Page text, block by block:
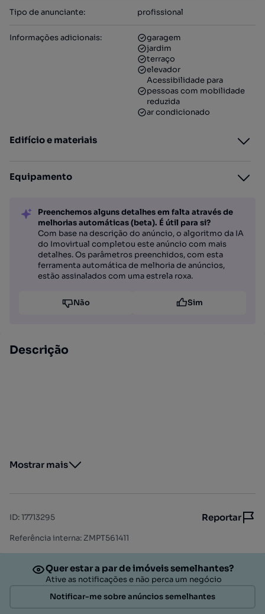
Tipo de anunciante: profissional
Informações adicionais:
garagem
jardim
terraço
elevador
Acessibilidade para
pessoas com mobilidade
reduzida
ar condicionado
Edifício e materiais
Equipamento
Preenchemos alguns detalhes em falta através de
melhorias automáticas (beta). É útil para si?
Com base na descrição do anúncio, o algoritmo da IA
do Imovirtual completou este anúncio com mais
detalhes. Os parâmetros preenchidos, com esta
ferramenta automática de melhoria de anúncios,
estão assinalados com uma estrela roxa.
Não Sim
Descrição
Mostrar mais
ID:17713295 Reportar
Referência interna: ZMPT561411
Quer estar a par de imóveis semelhantes?
Ative as notificações e não perca um negócio
Notificar-me sobre anúncios semelhantes